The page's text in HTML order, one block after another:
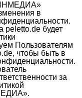
в
peletto.de будет
Пользователям
чтобы быть в
за